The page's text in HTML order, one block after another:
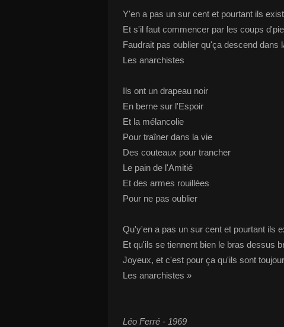
Y'en a pas un sur cent et pourtant ils
Et s'il faut commencer par les coups
Faudrait pas oublier qu'ça descend dans
Les anarchistes
Ils ont un drapeau noir
En berne sur l'Espoir
Et la mélancolie
Pour traîner dans la vie
Des couteaux pour trancher
Le pain de l'Amitié
Et des armes rouillées
Pour ne pas oublier
Qu'y'en a pas un sur cent et pourtant ils
Et qu'ils se tiennent bien le bras dessus
Joyeux, et c'est pour ça qu'ils sont
Les anarchistes »
Léo Ferré - 1969